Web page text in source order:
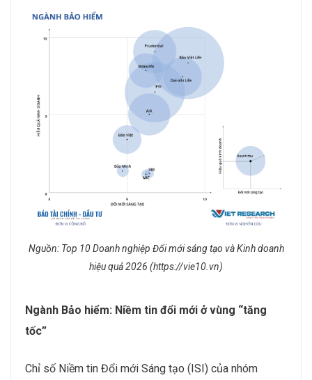
Nguồn: Top 10 Doanh nghiệp Đổi mới sáng tạo và Kinh doanh
hiệu quả 2026 (https://vie10.vn)
Ngành Bảo hiểm: Niềm tin đổi mới ở vùng “tăng
tốc”
Chỉ số Niềm tin Đổi mới Sáng tạo (ISI) của nhóm